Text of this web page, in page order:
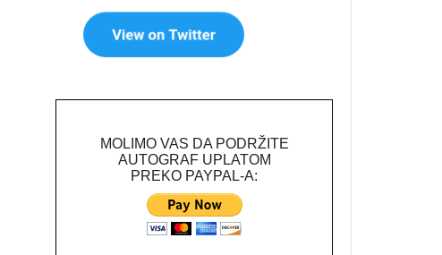
MOLIMO VAS DA PODRŽITE
AUTOGRAF UPLATOM
PREKO PAYPAL-A: